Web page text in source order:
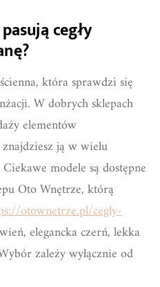
cegły
która sprawdzi się
W dobrych sklepach
elementów
ją w wielu
modele są dostępne
Oto Wnętrze, którą
otownetrze.pl/cegly-
elegancka czerń, lekka
zależy wyłącznie od